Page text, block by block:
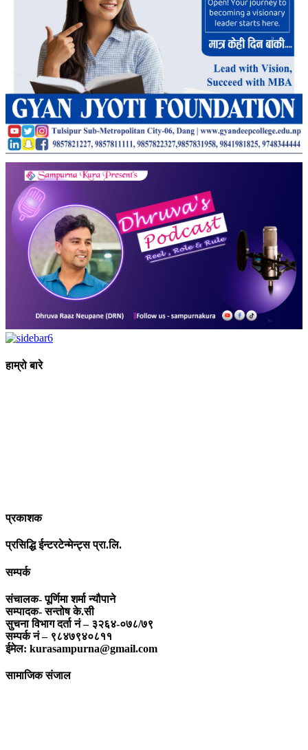
हाम्रो बारे
प्रकाशक
प्रसिद्धि ईन्टरटेन्मेन्ट्स प्रा.लि.
सम्पर्क
संचालक- पूर्णिमा शर्मा न्यौपाने
सम्पादक- सन्तोष के.सी
सुचना विभाग दर्ता नं – ३२६४-०७८/७९
सम्पर्क नं – ९८४७९४०८११
ईमेल: kurasampurna@gmail.com
सामाजिक संजाल